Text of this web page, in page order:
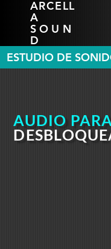
ARCELL
A
SOUN
D
ESTUDIO DE
AUDIO